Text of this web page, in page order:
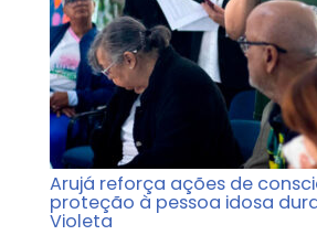
Arujá reforça ações de
proteção à pessoa idosa
Violeta